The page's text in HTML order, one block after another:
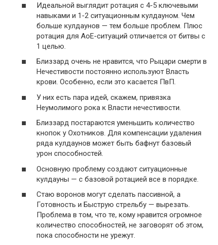
Идеальной выглядит ротация с 4-5 ключевыми
навыками и 1-2 ситуационным кулдауном. Чем
больше кулдаунов — тем больше проблем. Плюс
ротация для АоЕ-ситуаций отличается от битвы с
1 целью.
Близзард очень не нравится, что Рыцари смерти в
Нечестивости постоянно используют Власть
крови. Особенно, если это касается ПвП.
У них есть пара идей, скажем, привязка
Неумолимого рока к Власти нечестивости.
Близзард постараются уменьшить количество
кнопок у Охотников. Для компенсации удаления
ряда кулдаунов может быть бафнут базовый
урон способностей.
Основную проблему создают ситуационные
кулдауны — с базовой ротацией все в порядке.
Стаю воронов могут сделать пассивной, а
Готовность и Быструю стрельбу — вырезать.
Проблема в том, что те, кому нравится огромное
количество способностей, не заговорят об этом,
пока способности не урежут.